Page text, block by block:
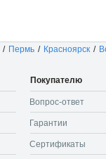
Покупателю
Вопрос-ответ
Гарантии
Сертификаты
/ Пермь / Красноярск /